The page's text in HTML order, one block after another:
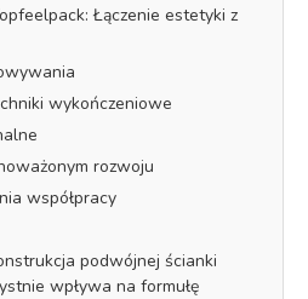
Łączenie estetyki z
wykończeniowe
rozwoju
współpracy
podwójnej ścianki
wpływa na formułę